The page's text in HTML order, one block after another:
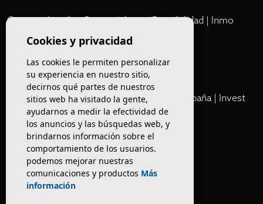
Comprar Locales Comerciales en Rentabilidad | Inmo
Olaya
Cartera Privada de Activos Hoteleros en España | Invest
Inmo Olaya
Venta de edificios
Comprar restaurante en Barcelona
Cookies y privacidad
Las cookies le permiten personalizar
su experiencia en nuestro sitio,
decirnos qué partes de nuestros
sitios web ha visitado la gente,
ayudarnos a medir la efectividad de
los anuncios y las búsquedas web, y
brindarnos información sobre el
comportamiento de los usuarios.
podemos mejorar nuestras
comunicaciones y productos Más
información